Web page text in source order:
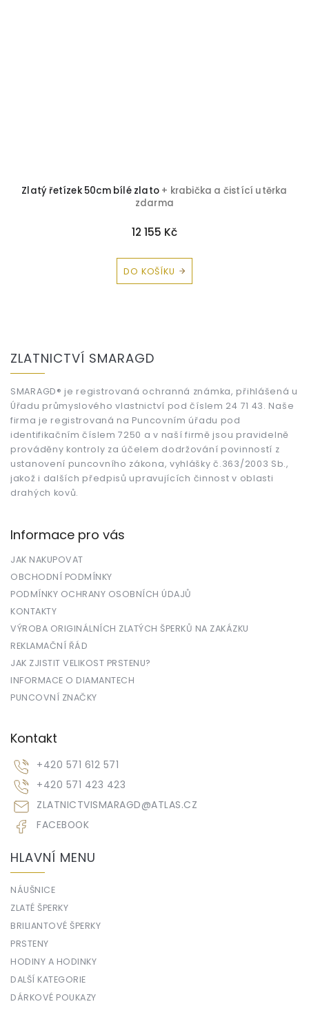
Zlatý řetízek 50cm bílé zlato + krabička a čistící utěrka
zdarma
12 155 Kč
DO KOŠÍKU
ZLATNICTVÍ SMARAGD
SMARAGD® je registrovaná ochranná známka, přihlášená u
Úřadu průmyslového vlastnictví pod číslem 24 71 43. Naše
firma je registrovaná na Puncovním úřadu pod
identifikačním číslem 7250 a v naší firmě jsou pravidelně
prováděny kontroly za účelem dodržování povinností z
ustanovení puncovního zákona, vyhlášky č.363/2003 Sb.,
jakož i dalších předpisů upravujících činnost v oblasti
drahých kovů.
Informace pro vás
JAK NAKUPOVAT
OBCHODNÍ PODMÍNKY
PODMÍNKY OCHRANY OSOBNÍCH ÚDAJŮ
KONTAKTY
VÝROBA ORIGINÁLNÍCH ZLATÝCH ŠPERKŮ NA ZAKÁZKU
REKLAMAČNÍ ŘÁD
JAK ZJISTIT VELIKOST PRSTENU?
INFORMACE O DIAMANTECH
PUNCOVNÍ ZNAČKY
Kontakt
ZLATNICTVISMARAGD@ATLAS.CZ
+420 571 612 571
+420 571 423 423
FACEBOOK
HLAVNÍ MENU
NÁUŠNICE
ZLATÉ ŠPERKY
BRILIANTOVÉ ŠPERKY
PRSTENY
HODINY A HODINKY
DALŠÍ KATEGORIE
DÁRKOVÉ POUKAZY